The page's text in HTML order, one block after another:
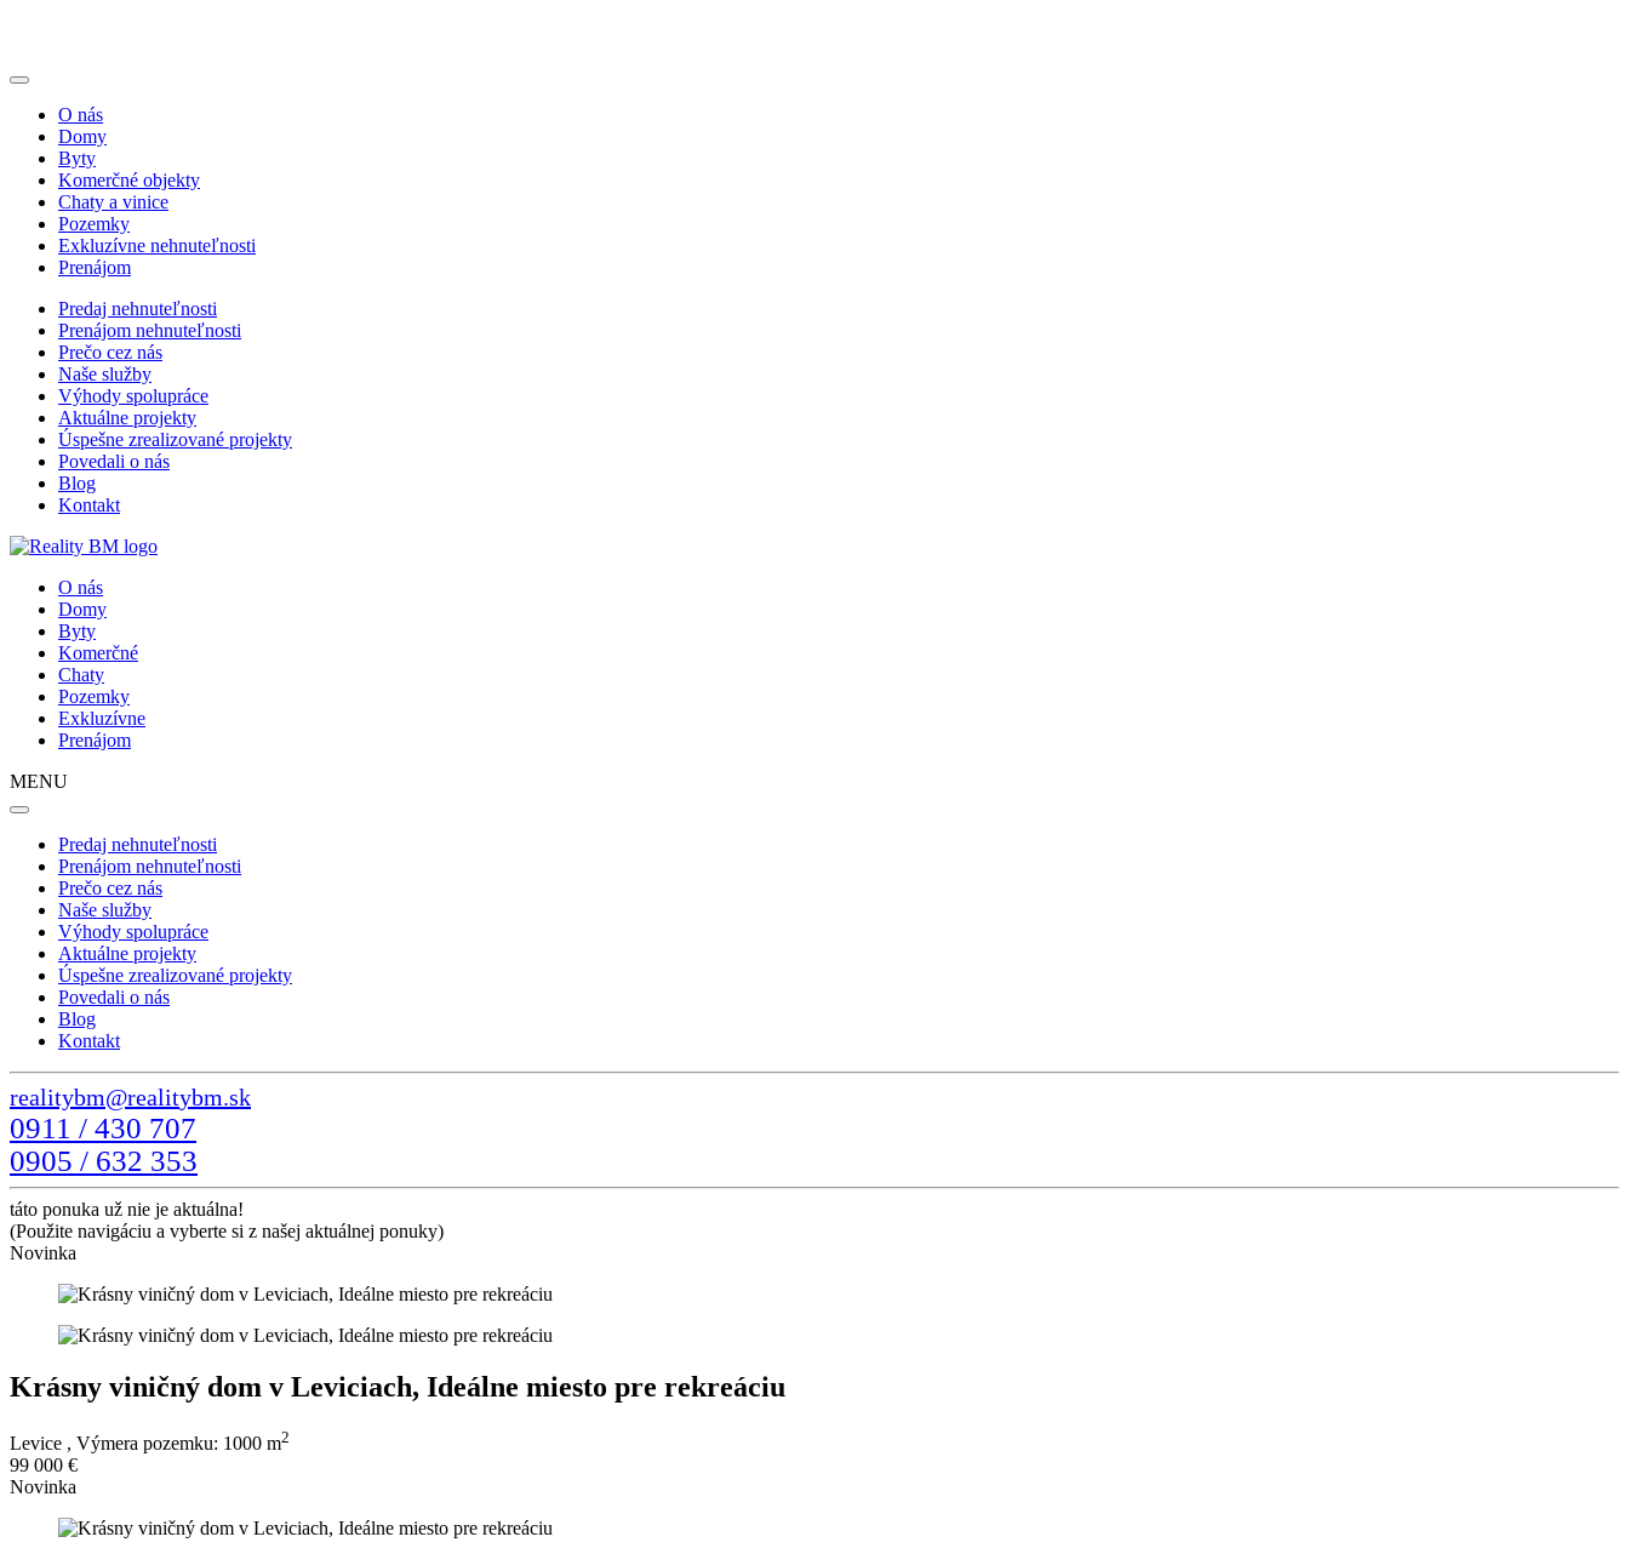
O nás
Domy
Byty
Komerčné objekty
Chaty a vinice
Pozemky
Exkluzívne nehnuteľnosti
Prenájom
Predaj nehnuteľnosti
Prenájom nehnuteľnosti
Prečo cez nás
Naše služby
Výhody spolupráce
Aktuálne projekty
Úspešne zrealizované projekty
Povedali o nás
Blog
Kontakt
O nás
Domy
Byty
Komerčné
Chaty
Pozemky
Exkluzívne
Prenájom
MENU
Predaj nehnuteľnosti
Prenájom nehnuteľnosti
Prečo cez nás
Naše služby
Výhody spolupráce
Aktuálne projekty
Úspešne zrealizované projekty
Povedali o nás
Blog
Kontakt
0911 / 430 707
0905 / 632 353
táto ponuka už nie je aktuálna!
(Použite navigáciu a vyberte si z našej aktuálnej ponuky)
Novinka
Krásny viničný dom v Leviciach, Ideálne miesto pre rekreáciu
Levice , Výmera pozemku: 1000 m2
99 000 €
Novinka